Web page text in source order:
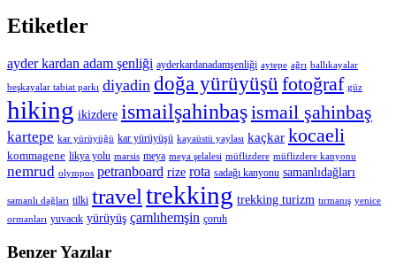
Etiketler
ayder kardan adam şenliği ayderkardanadamşenliği aytepe ağrı ballıkayalar
beşkayalar tabiat parkı diyadin doğa yürüyüşü fotoğraf güz
hiking ikizdere ismailşahinbaşismail şahinbaş
kartepe kar yürüyüğü kar yürüyüşü kayaüstü yaylası kaçkar kocaeli
kommagene likya yolu marsis meya meya şelalesi müflizdere müflizdere kanyonu
nemrud olympos petranboard rize rota sadağı kanyonu samanlıdağları
samanlı dağları tilki travel trekking trekking turizm tırmanış yenice
ormanları yuvacık yürüyüş çamlıhemşin çoruh
Benzer Yazılar